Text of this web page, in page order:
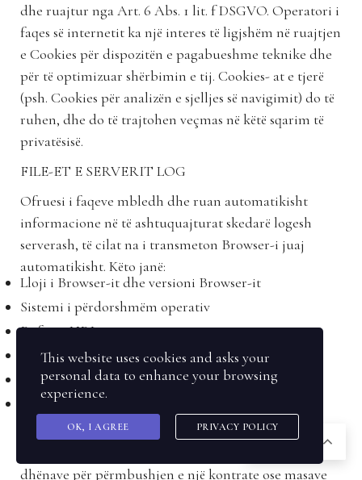
dhe ruajtur nga Art. 6 Abs. 1 lit. f DSGVO. Operatori i
faqes së internetit ka një interes të ligjshëm në ruajtjen
e Cookies për dispozitën e pagabueshme teknike dhe
për të optimizuar shërbimin e tij. Cookies- at e tjerë
(psh. Cookies për analizën e sjelljes së navigimit) do të
ruhen, dhe do të trajtohen veçmas në këtë sqarim të
privatësisë.
FILE-ET E SERVERIT LOG
Ofruesi i faqeve mbledh dhe ruan automatikisht
informacione në të ashtuquajturat skedarë logesh
serverash, të cilat na i transmeton Browser-i juaj
automatikisht. Këto janë:
Lloji i Browser-it dhe versioni Browser-it
Sistemi i përdorshmëm operativ
Referer URL
Hostname i trurit të kompjuterit
ora e kërkesës së serverit
adresa IP-së
Baza për përpunimin e të dhënave, është sipas nenit. 6
dhënave për përmbushjen e një kontrate ose masave
SQ
This website uses cookies and asks your
personal data to enhance your browsing
experience.
OK, I AGREE PRIVACY POLICY